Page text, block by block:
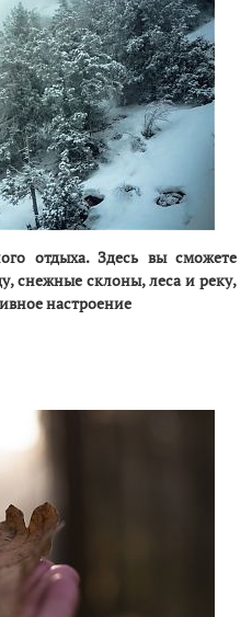
отдыха. Здесь вы сможете
снежные склоны, леса и реку,
настроение